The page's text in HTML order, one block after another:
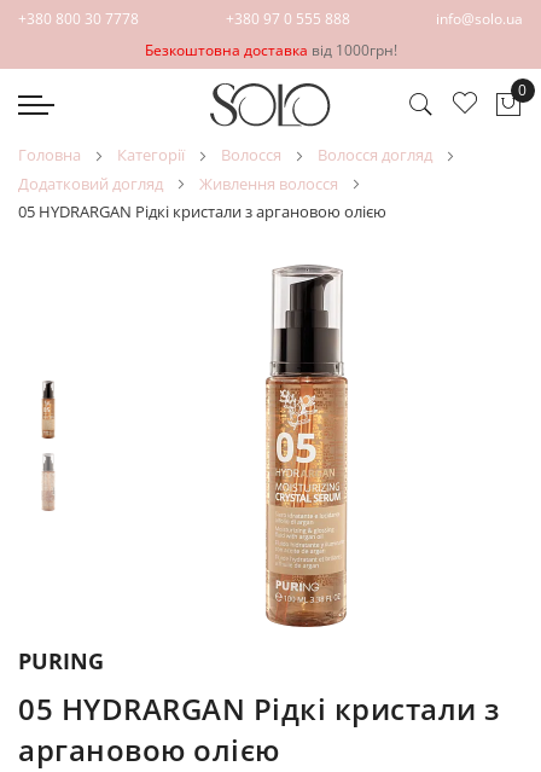
+380 800 30 7778 +380 97 0 555 888
info@solo.ua
Безкоштовна доставка від 1000грн!
0
головна категорії волосся
волосся догляд
додатковий догляд
живлення волосся
05 HYDRARGAN Рідкі кристали з аргановою олією
PURING
05 HYDRARGAN Рідкі кристали з
аргановою олією